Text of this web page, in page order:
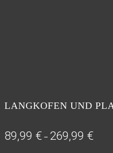
LANGKOFEN UND
89,99 € – 269,99 €